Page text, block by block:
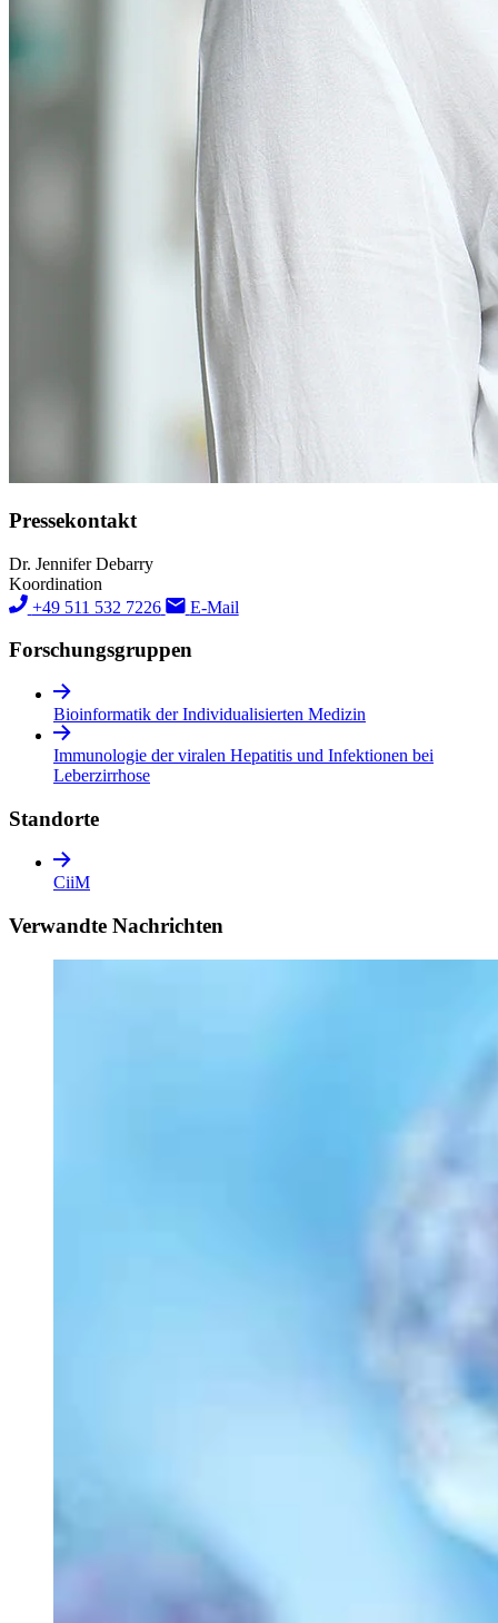
Pressekontakt
Dr. Jennifer Debarry
Koordination
+49 511 532 7226
E-Mail
Forschungs­gruppen
Bioinformatik der Individualisierten Medizin
Immunologie der viralen Hepatitis und Infektionen bei
Leberzirrhose
Standorte
CiiM
Verwandte Nachrichten